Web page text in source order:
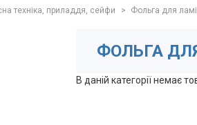
техніка, приладдя, сейфи > Фольга для
ФОЛЬГА
В даній категорії немає